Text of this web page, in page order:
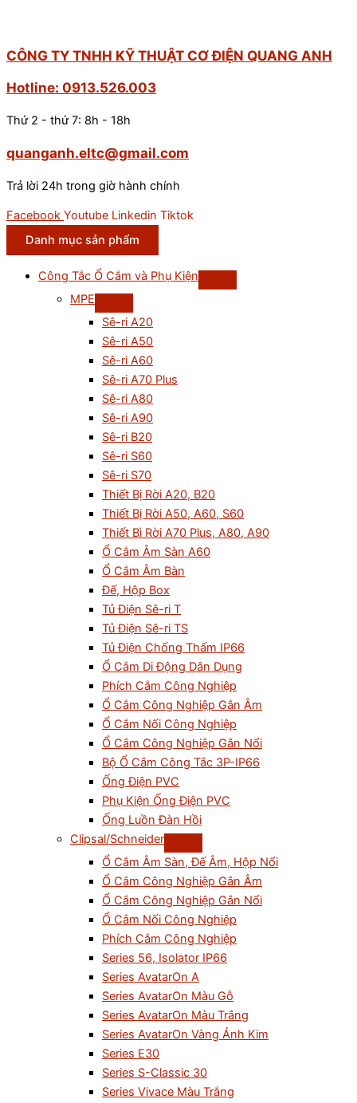
CÔNG TY TNHH KỸ THUẬT CƠ ĐIỆN QUANG ANH
Hotline: 0913.526.003
Thứ 2 - thứ 7: 8h - 18h
quanganh.eltc@gmail.com
Trả lời 24h trong giờ hành chính
Facebook Youtube Linkedin Tiktok
Danh mục sản phẩm
Công Tắc Ổ Cắm và Phụ Kiện
MPE
Sê-ri A20
Sê-ri A50
Sê-ri A60
Sê-ri A70 Plus
Sê-ri A80
Sê-ri A90
Sê-ri B20
Sê-ri S60
Sê-ri S70
Thiết Bị Rời A20, B20
Thiết Bị Rời A50, A60, S60
Thiết Bì Rời A70 Plus, A80, A90
Ổ Cắm Âm Sàn A60
Ổ Cắm Âm Bàn
Đế, Hộp Box
Tủ Điện Sê-ri T
Tủ Điện Sê-ri TS
Tủ Điện Chống Thấm IP66
Ổ Cắm Di Động Dân Dụng
Phích Cắm Công Nghiệp
Ổ Cắm Công Nghiệp Gắn Âm
Ổ Cắm Nối Công Nghiệp
Ổ Cắm Công Nghiệp Gắn Nổi
Bộ Ổ Cắm Công Tắc 3P-IP66
Ống Điện PVC
Phụ Kiện Ống Điện PVC
Ống Luồn Đàn Hồi
Clipsal/Schneider
Ổ Cắm Âm Sàn, Đế Âm, Hộp Nổi
Ổ Cắm Công Nghiệp Gắn Âm
Ổ Cắm Công Nghiệp Gắn Nổi
Ổ Cắm Nối Công Nghiệp
Phích Cắm Công Nghiệp
Series 56, Isolator IP66
Series AvatarOn A
Series AvatarOn Màu Gỗ
Series AvatarOn Màu Trắng
Series AvatarOn Vàng Ánh Kim
Series E30
Series S-Classic 30
Series Vivace Màu Trắng